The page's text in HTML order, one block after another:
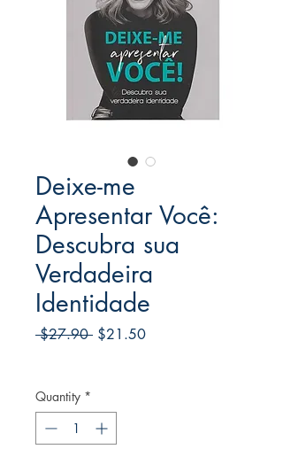
Deixe-me
Apresentar Você:
Descubra sua
Verdadeira
Identidade
$27.90 Regular
$21.50Sale
Quantity *